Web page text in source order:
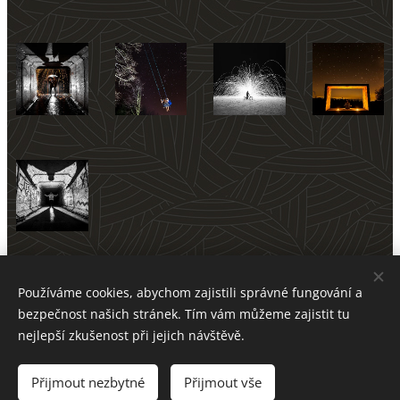
© 2025 Vytvořila Lucie Šimková
Vytvořeno službouWebnode
Používáme cookies, abychom zajistili správné fungování a
bezpečnost našich stránek. Tím vám můžeme zajistit tu
nejlepší zkušenost při jejich návštěvě.
Přijmout nezbytné Přijmout vše